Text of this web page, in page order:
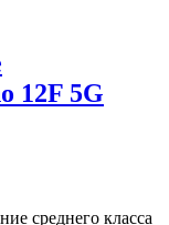
12F 5G
среднего класса